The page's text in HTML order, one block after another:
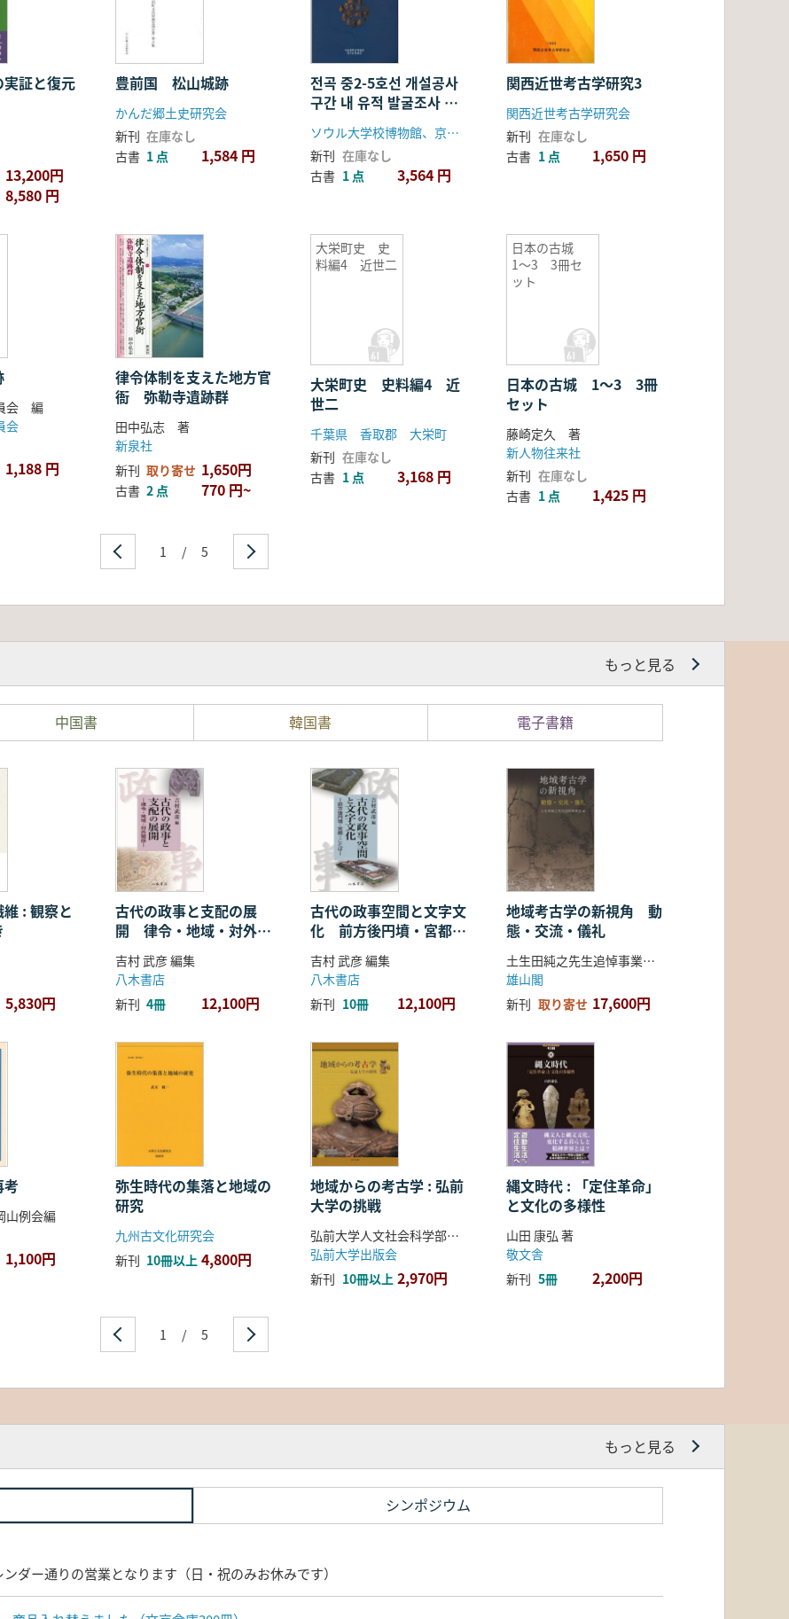
証と復元
13,200円
8,580 円
豊前国 松山城跡
かんだ郷土史研究会
新刊 在庫なし
古書 1 点 1,584 円
전곡 중2-5호선 개설공사
구간 내 유적 발굴조사 보
고서 (全谷中2-5号線開設
工事区間内遺跡発掘調査
報告書)
ソウル大学校博物館、京畿洞漣川郡
新刊 在庫なし
古書 1 点 3,564 円
関西近世考古学研究3
関西近世考古学研究会
新刊 在庫なし
古書 1 点 1,650 円
会 編
会
1,188 円
律令体制を支えた地方官
衙 弥勒寺遺跡群
田中弘志 著
新泉社
新刊 取り寄せ 1,650円
古書 2 点 770 円~
大栄町史 史
料編4 近世二
大栄町史 史料編4 近
世二
千葉県 香取郡 大栄町
新刊 在庫なし
古書 1 点 3,168 円
日本の古城
1〜3 3冊セ
ット
日本の古城 1〜3 3冊
セット
藤崎定久 著
新人物往来社
新刊 在庫なし
古書 1 点 1,425 円
1 / 5
もっと見る
中国書 韓国書 電子書籍
: 観察と
5,830円
古代の政事と支配の展
開 律令・地域・対外関
係
吉村 武彦 編集
八木書店
新刊 4冊 12,100円
古代の政事空間と文字文
化 前方後円墳・宮都・
ことば
吉村 武彦 編集
八木書店
新刊 10冊 12,100円
地域考古学の新視角 動
態・交流・儀礼
土生田純之先生追悼事業会 編
雄山閣
新刊 取り寄せ 17,600円
考
山例会編
1,100円
弥生時代の集落と地域の
研究
九州古文化研究会
新刊 10冊以上 4,800円
地域からの考古学 : 弘前
大学の挑戦
弘前大学人文社会科学部北日本考古学研究センター 編
弘前大学出版会
新刊 10冊以上 2,970円
縄文時代 : 「定住革命」
と文化の多様性
山田 康弘 著
敬文舎
新刊 5冊 2,200円
1 / 5
もっと見る
シンポジウム
ダー通りの営業となります（日・祝のみお休みです）